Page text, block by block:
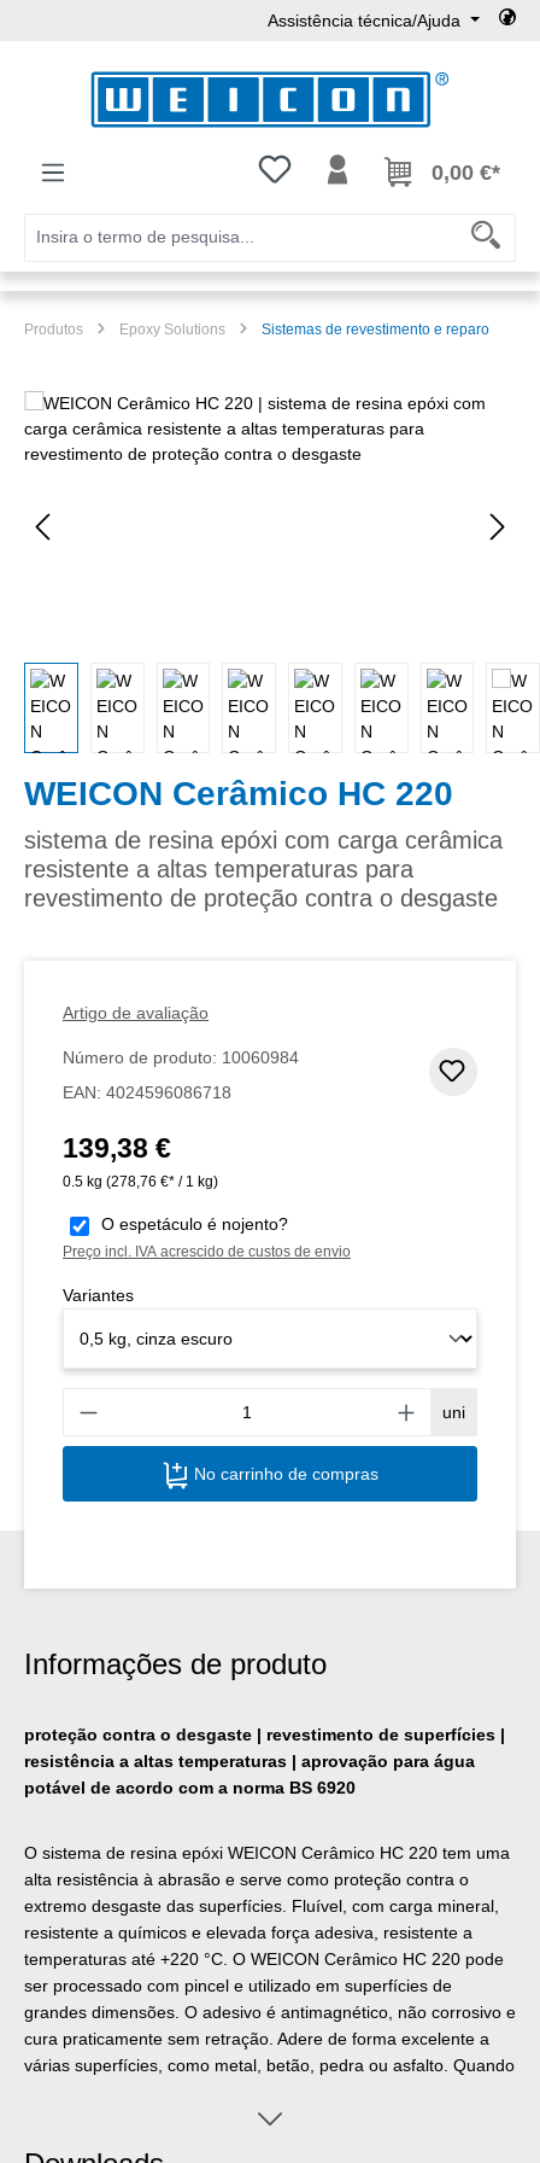
Assistência técnica/Ajuda
Tem 0 itens da lista de desejos
0,00 €*
Produtos Epoxy Solutions Sistemas de revestimento e reparo
Ignorar galeria de imagens
WEICON Cerâmico HC 220
sistema de resina epóxi com carga cerâmica
resistente a altas temperaturas para
revestimento de proteção contra o desgaste
Artigo de avaliação
Número de produto: 10060984
EAN: 4024596086718
Preço normal:
139,38 €
0.5 kg (278,76 €* / 1 kg)
O espetáculo é nojento?
Preço incl. IVA acrescido de custos de envio
Variantes
uni
No carrinho de compras
Informações de produto
proteção contra o desgaste | revestimento de superfícies |
resistência a altas temperaturas | aprovação para água
potável de acordo com a norma BS 6920
O sistema de resina epóxi WEICON Cerâmico HC 220 tem uma
alta resistência à abrasão e serve como proteção contra o
extremo desgaste das superfícies. Fluível, com carga mineral,
resistente a químicos e elevada força adesiva, resistente a
temperaturas até +220 °C. O WEICON Cerâmico HC 220 pode
ser processado com pincel e utilizado em superfícies de
grandes dimensões. O adesivo é antimagnético, não corrosivo e
cura praticamente sem retração. Adere de forma excelente a
várias superfícies, como metal, betão, pedra ou asfalto. Quando
silício em tamanhos de grão de F14-F24, o WEICON Cerâmico